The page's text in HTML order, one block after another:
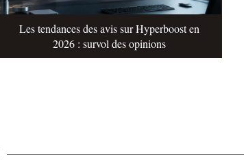
Les tendances des avis sur Hyperboost en
2026 : survol des opinions